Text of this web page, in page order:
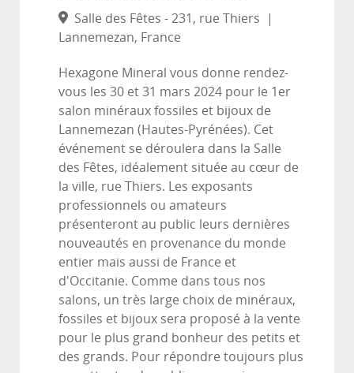
Salle des Fêtes - 231, rue Thiers
|
Lannemezan, France
Hexagone Mineral vous donne rendez-
vous les 30 et 31 mars 2024 pour le 1er
salon minéraux fossiles et bijoux de
Lannemezan (Hautes-Pyrénées). Cet
événement se déroulera dans la Salle
des Fêtes, idéalement située au cœur de
la ville, rue Thiers. Les exposants
professionnels ou amateurs
présenteront au public leurs dernières
nouveautés en provenance du monde
entier mais aussi de France et
d'Occitanie. Comme dans tous nos
salons, un très large choix de minéraux,
fossiles et bijoux sera proposé à la vente
pour le plus grand bonheur des petits et
des grands. Pour répondre toujours plus